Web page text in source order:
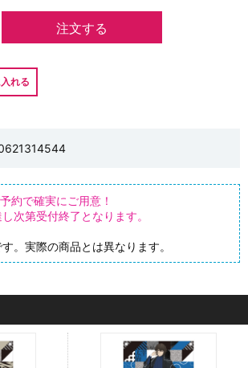
約で確実にご用意！
次第受付終了となります。
。実際の商品とは異なります。